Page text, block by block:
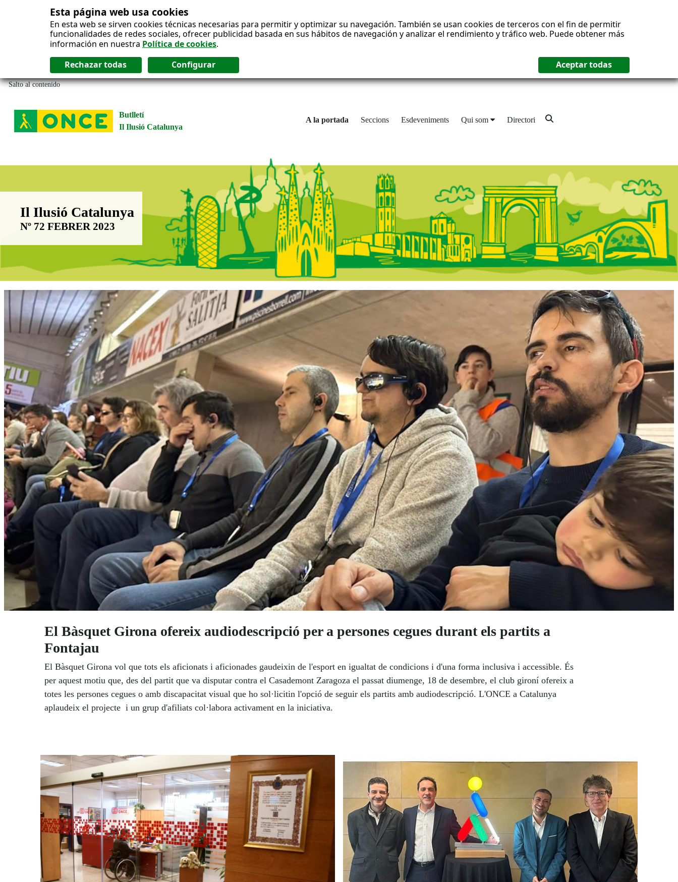
Esta página web usa cookies
En esta web se sirven cookies técnicas necesarias para permitir y optimizar su navegación. También se usan cookies de terceros con el fin de permitir
funcionalidades de redes sociales, ofrecer publicidad basada en sus hábitos de navegación y analizar el rendimiento y tráfico web. Puede obtener más
información en nuestra Política de cookies.
Salto al contenido
Butlletí
Il Ilusió Catalunya
A la portada Seccions Esdeveniments Qui som Directori
Boletín Il·lusió Catalunya
Il Ilusió Catalunya
Nº 72 FEBRER 2023
Boletín Il·lusió Catalunya - A la portada
El Bàsquet Girona ofereix audiodescripció per a persones cegues durant els partits a
Fontajau
El Bàsquet Girona vol que tots els aficionats i aficionades gaudeixin de l'esport en igualtat de condicions i d'una forma inclusiva i accessible. És
per aquest motiu que, des del partit que va disputar contra el Casademont Zaragoza el passat diumenge, 18 de desembre, el club gironí ofereix a
totes les persones cegues o amb discapacitat visual que ho sol·licitin l'opció de seguir els partits amb audiodescripció. L'ONCE a Catalunya
aplaudeix el projecte i un grup d'afiliats col·labora activament en la iniciativa.